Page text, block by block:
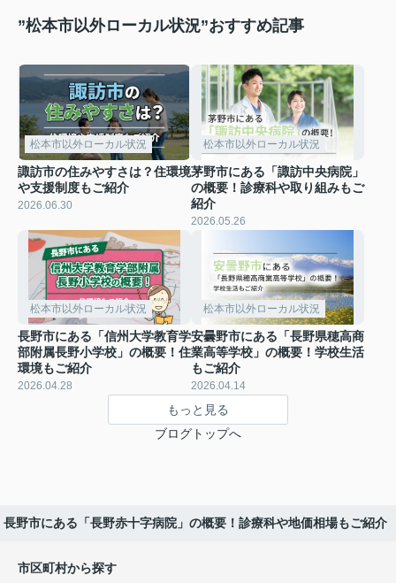
”松本市以外ローカル状況”おすすめ記事
松本市以外ローカル状況
諏訪市の住みやすさは？住環境
や支援制度もご紹介
2026.06.30
松本市以外ローカル状況
茅野市にある「諏訪中央病院」
の概要！診療科や取り組みもご
紹介
2026.05.26
松本市以外ローカル状況
長野市にある「信州大学教育学
部附属長野小学校」の概要！住
環境もご紹介
2026.04.28
松本市以外ローカル状況
安曇野市にある「長野県穂高商
業高等学校」の概要！学校生活
もご紹介
2026.04.14
もっと見る
ブログトップへ
長野市にある「長野赤十字病院」の概要！診療科や地価相場もご紹介
市区町村から探す